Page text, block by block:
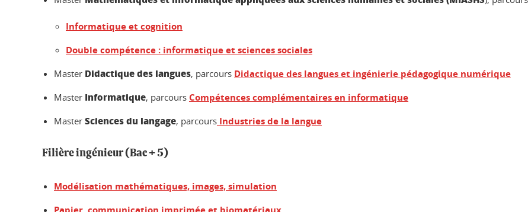
Informatique et cognition
Double compétence : informatique et sciences sociales
Master Didactique des langues, parcours Didactique des langues et ingénierie pédagogique numérique
Master Informatique, parcours Compétences complémentaires en informatique
Master Sciences du langage, parcours Industries de la langue
Filière ingénieur (Bac + 5)
Modélisation mathématiques, images, simulation